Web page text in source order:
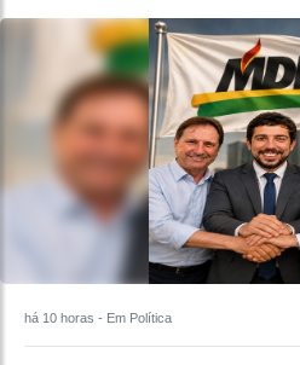
há 10 horas - Em Política